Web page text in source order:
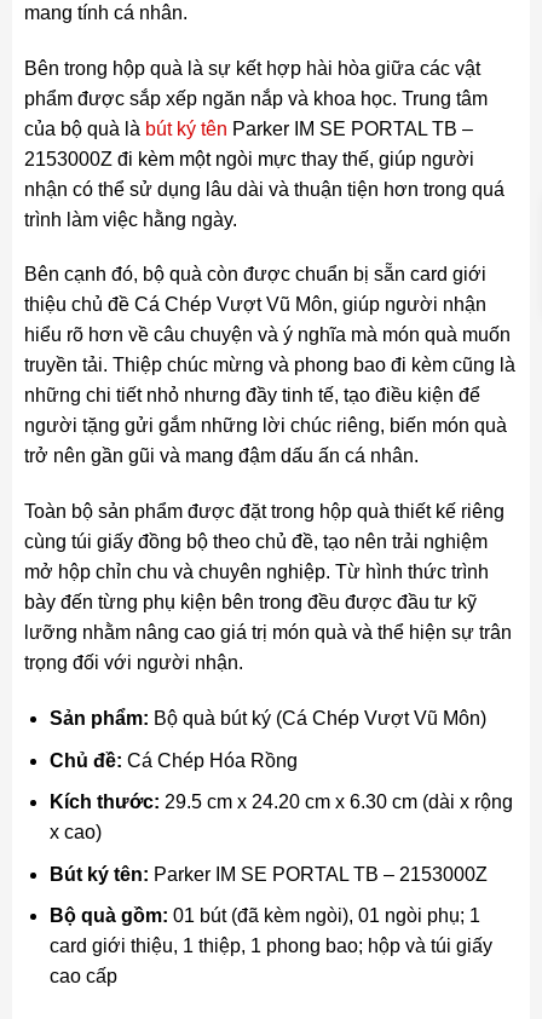
mang tính cá nhân.
Bên trong hộp quà là sự kết hợp hài hòa giữa các vật
phẩm được sắp xếp ngăn nắp và khoa học. Trung tâm
của bộ quà là bút ký tên Parker IM SE PORTAL TB –
2153000Z đi kèm một ngòi mực thay thế, giúp người
nhận có thể sử dụng lâu dài và thuận tiện hơn trong quá
trình làm việc hằng ngày.
Bên cạnh đó, bộ quà còn được chuẩn bị sẵn card giới
thiệu chủ đề Cá Chép Vượt Vũ Môn, giúp người nhận
hiểu rõ hơn về câu chuyện và ý nghĩa mà món quà muốn
truyền tải. Thiệp chúc mừng và phong bao đi kèm cũng là
những chi tiết nhỏ nhưng đầy tinh tế, tạo điều kiện để
người tặng gửi gắm những lời chúc riêng, biến món quà
trở nên gần gũi và mang đậm dấu ấn cá nhân.
Toàn bộ sản phẩm được đặt trong hộp quà thiết kế riêng
cùng túi giấy đồng bộ theo chủ đề, tạo nên trải nghiệm
mở hộp chỉn chu và chuyên nghiệp. Từ hình thức trình
bày đến từng phụ kiện bên trong đều được đầu tư kỹ
lưỡng nhằm nâng cao giá trị món quà và thể hiện sự trân
trọng đối với người nhận.
Sản phẩm: Bộ quà bút ký (Cá Chép Vượt Vũ Môn)
Chủ đề: Cá Chép Hóa Rồng
Kích thước: 29.5 cm x 24.20 cm x 6.30 cm (dài x rộng
x cao)
Bút ký tên: Parker IM SE PORTAL TB – 2153000Z
Bộ quà gồm: 01 bút (đã kèm ngòi), 01 ngòi phụ; 1
card giới thiệu, 1 thiệp, 1 phong bao; hộp và túi giấy
cao cấp